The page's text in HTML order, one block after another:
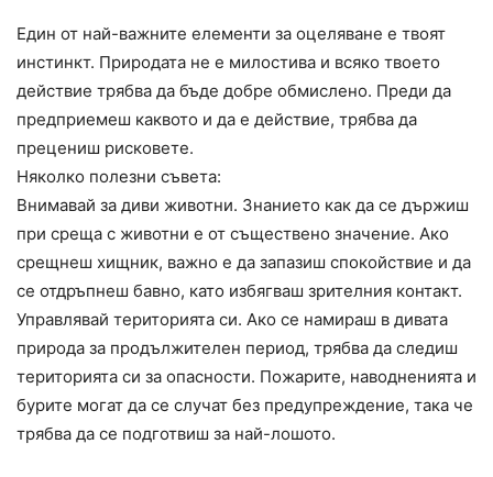
Един от най-важните елементи за оцеляване е твоят
инстинкт. Природата не е милостива и всяко твоето
действие трябва да бъде добре обмислено. Преди да
предприемеш каквото и да е действие, трябва да
прецениш рисковете.
Няколко полезни съвета:
Внимавай за диви животни. Знанието как да се държиш
при среща с животни е от съществено значение. Ако
срещнеш хищник, важно е да запазиш спокойствие и да
се отдръпнеш бавно, като избягваш зрителния контакт.
Управлявай територията си. Ако се намираш в дивата
природа за продължителен период, трябва да следиш
територията си за опасности. Пожарите, наводненията и
бурите могат да се случат без предупреждение, така че
трябва да се подготвиш за най-лошото.